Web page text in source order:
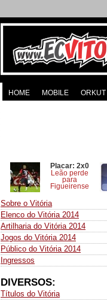
HOME MOBILE ORKUT
Placar: 2x0
Leão perde
para
Figueirense
Sobre o Vitória
Elenco do Vitória 2014
Artilharia do Vitória 2014
Jogos do Vitória 2014
Público do Vitória 2014
Ingressos
DIVERSOS:
Títulos do Vitória